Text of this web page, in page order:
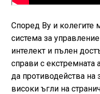
Според Ву и колегите
система за
интелект и пълен
справи с екстремната
да противодейства на
високи ъгли на